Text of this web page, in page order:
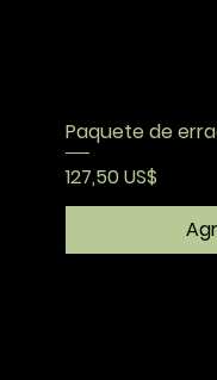
Paquete de
Precio
127,50 US$